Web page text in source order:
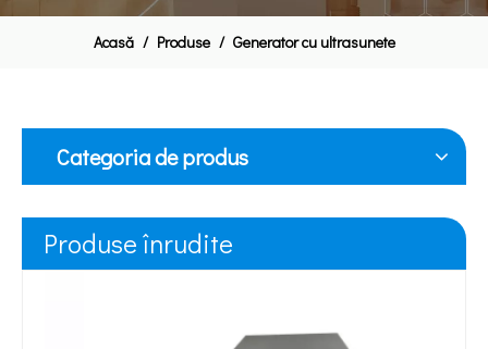
Acasă / Produse / Generator cu ultrasunete
Categoria de produs
Produse înrudite